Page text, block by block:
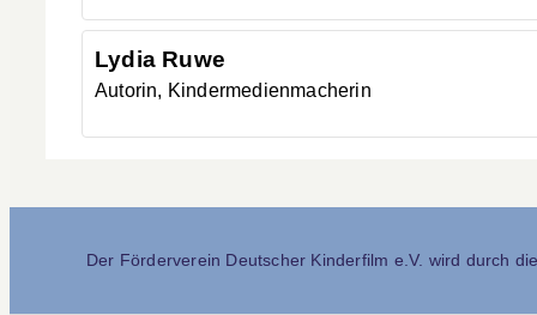
Lydia Ruwe
Autorin, Kindermedienmacherin
Der Förderverein Deutscher Kinderfilm e.V. wird durch